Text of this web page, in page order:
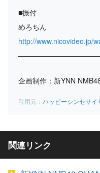
■振付
めろちん
http://www.nicovideo.jp/
企画制作：新YNN
ハッピーシンセサイザ
関連リンク